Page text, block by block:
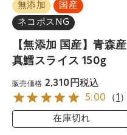
無添加
国産
ネコポスNG
【無添加 国産】青森産
真鱈スライス 150g
販売価格 2,310 税込
5.00 （1 ）
在庫切れ